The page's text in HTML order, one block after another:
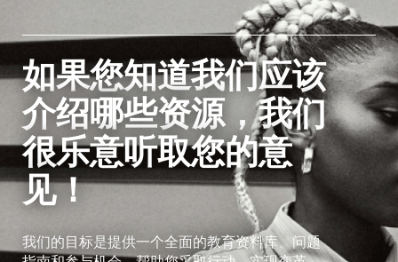
如果您知道我们应该
介绍哪些资源，我们
很乐意听取您的意
见！
我们的目标是提供一个全面的教育资料库、问题